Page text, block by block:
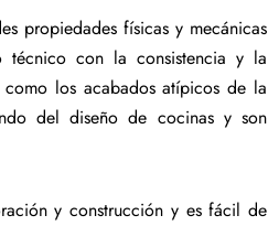
propiedades físicas y mecánicas
técnico con la consistencia y la
los acabados atípicos de la
del diseño de cocinas y son
y construcción y es fácil de